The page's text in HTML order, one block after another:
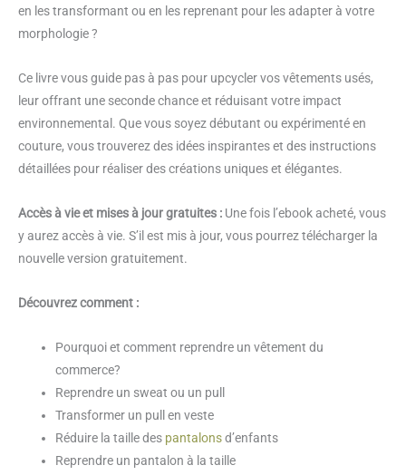
en les transformant ou en les reprenant pour les adapter à votre
morphologie ?
Ce livre vous guide pas à pas pour upcycler vos vêtements usés,
leur offrant une seconde chance et réduisant votre impact
environnemental. Que vous soyez débutant ou expérimenté en
couture, vous trouverez des idées inspirantes et des instructions
détaillées pour réaliser des créations uniques et élégantes.
Accès à vie et mises à jour gratuites : Une fois l’ebook acheté, vous
y aurez accès à vie. S’il est mis à jour, vous pourrez télécharger la
nouvelle version gratuitement.
Découvrez comment :
Pourquoi et comment reprendre un vêtement du
commerce?
Reprendre un sweat ou un pull
Transformer un pull en veste
Réduire la taille des pantalonsd’enfants
Reprendre un pantalon à la taille